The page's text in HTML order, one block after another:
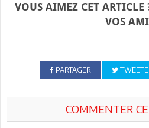
VOUS AIMEZ CET ARTICLE
VOS
PARTAGER
COMMENTER